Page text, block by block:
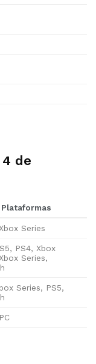
de
Plataformas
Series
PS4, Xbox
Series,
Series, PS5,